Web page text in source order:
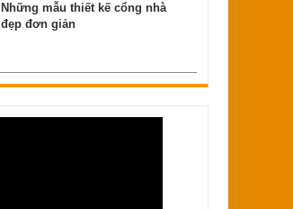
Những mẫu thiết kế cổng nhà
đẹp đơn giản